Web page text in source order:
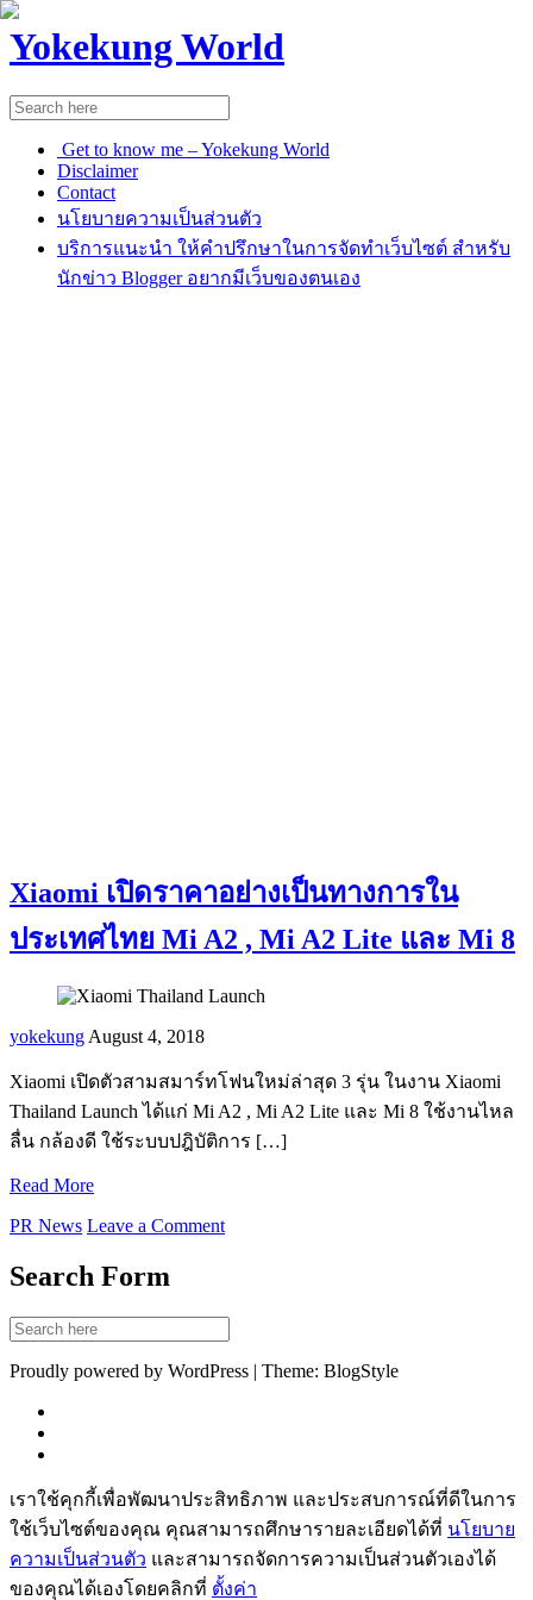
Yokekung World
Get to know me – Yokekung World
Disclaimer
Contact
นโยบายความเป็นส่วนตัว
บริการแนะนำ ให้คำปรึกษาในการจัดทำเว็บไซต์ สำหรับ
นักข่าว Blogger อยากมีเว็บของตนเอง
Xiaomi เปิดราคาอย่างเป็นทางการใน
ประเทศไทย Mi A2 , Mi A2 Lite และ Mi 8
yokekung August 4, 2018
Xiaomi เปิดตัวสามสมาร์ทโฟนใหม่ล่าสุด 3 รุ่น ในงาน Xiaomi
Thailand Launch ได้แก่ Mi A2 , Mi A2 Lite และ Mi 8 ใช้งานไหล
ลื่น กล้องดี ใช้ระบบปฎิบัติการ […]
Read More
PR News Leave a Comment
Search Form
Proudly powered by WordPress | Theme: BlogStyle
เราใช้คุกกี้เพื่อพัฒนาประสิทธิภาพ และประสบการณ์ที่ดีในการ
ใช้เว็บไซต์ของคุณ คุณสามารถศึกษารายละเอียดได้ที่ นโยบาย
ความเป็นส่วนตัว และสามารถจัดการความเป็นส่วนตัวเองได้
ของคุณได้เองโดยคลิกที่ ตั้งค่า